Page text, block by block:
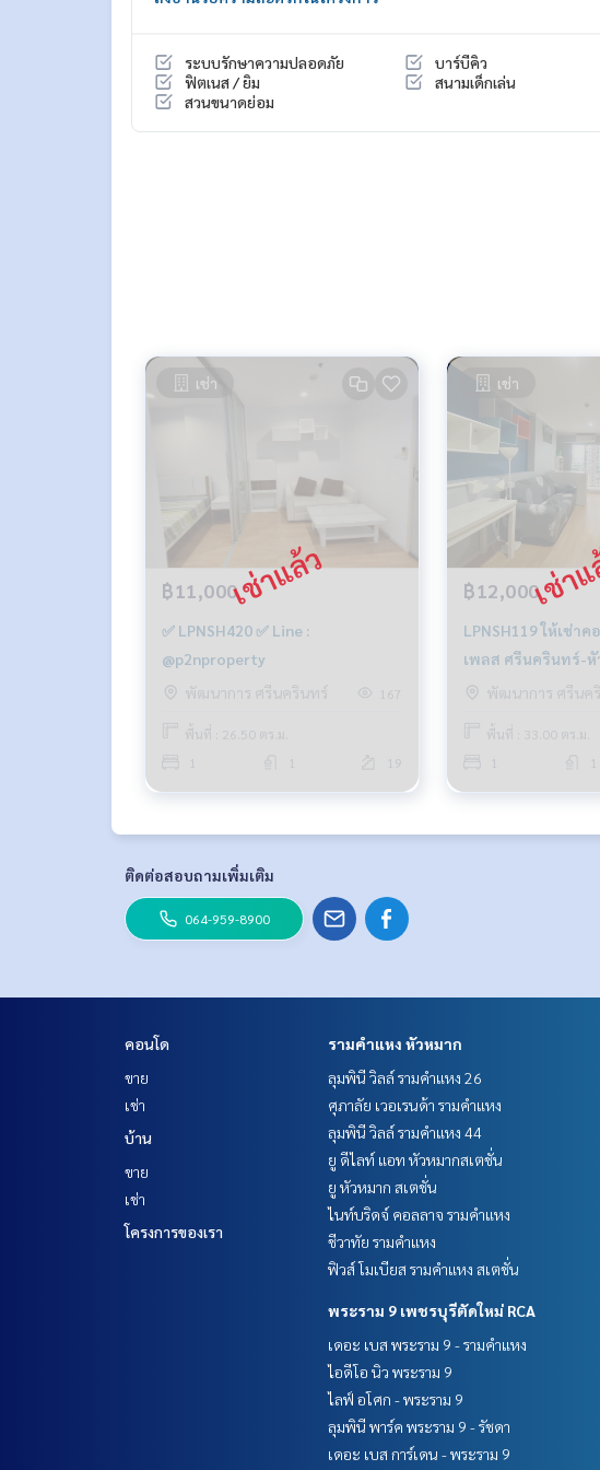
ระบบรักษาความปลอดภัย บาร์บีคิว
ฟิตเนส / ยิม
สนามเด็กเล่น
สวนขนาดย่อม
เช่า
฿11,000
✅ LPNSH420 ✅ Line :
@p2nproperty
พัฒนาการ ศรีนครินทร์
167
พื้นที่ : 26.50 ตร.ม.
19
เช่า
฿12,000
LPNSH119 ให้เช่าคอนโด ลุมพินี
เพลส ศรีนครินทร์-หั
ตึกบี วิวสระ📌มีเครื่อ
พัฒนาการ ศรีนค
พื้นที่ : 33.00 ตร.ม.
ติดต่อสอบถามเพิ่มเติม
064-959-8900
คอนโด
ขาย
เช่า
บ้าน
ขาย
เช่า
โครงการของเรา
รามคำแหง หัวหมาก
ลุมพินี วิลล์ รามคำแหง 26
ศุภาลัย เวอเรนด้า รามคำแหง
ลุมพินี วิลล์ รามคำแหง 44
ยู ดีไลท์ แอท หัวหมากสเตชั่น
ยู หัวหมาก สเตชั่น
ไนท์บริดจ์ คอลลาจ รามคำแหง
ชีวาทัย รามคำแหง
ฟิวส์ โมเบียส รามคำแหง สเตชั่น
พระราม 9 เพชรบุรีตัดใหม่ RCA
เดอะ เบส พระราม 9 - รามคำแหง
ไอดีโอ นิว พระราม 9
ไลฟ์ อโศก - พระราม 9
ลุมพินี พาร์ค พระราม 9 - รัชดา
เดอะ เบส การ์เดน - พระราม 9